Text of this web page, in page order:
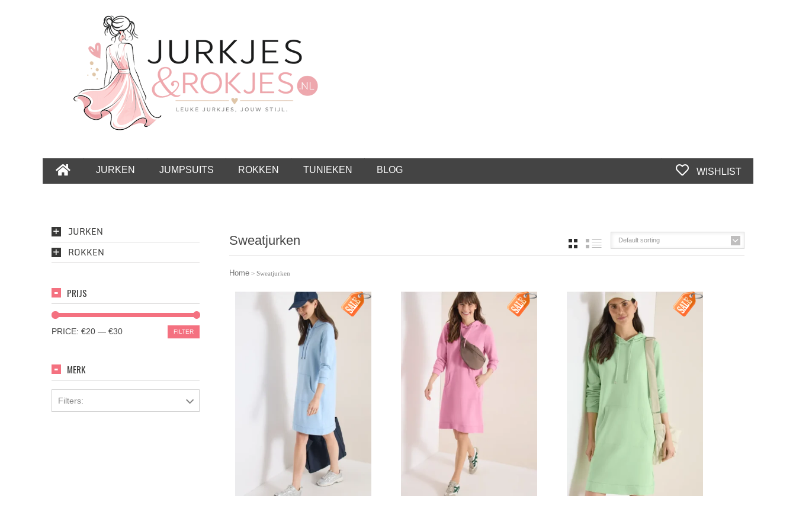
JURKEN JUMPSUITS ROKKEN TUNIEKEN BLOG WISHLIST
Sweatjurken Default sorting
GRID
Home > Sweatjurken
JURKEN
ROKKEN
PRIJS
FILTER
PRICE: €20 — €30
MERK
Filters: